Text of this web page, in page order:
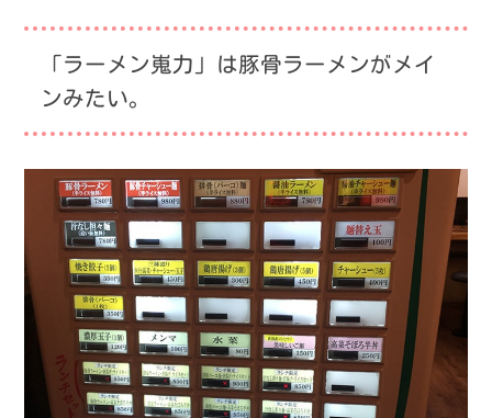
「ラーメン嵬力」は豚骨ラーメンがメイ
ンみたい。